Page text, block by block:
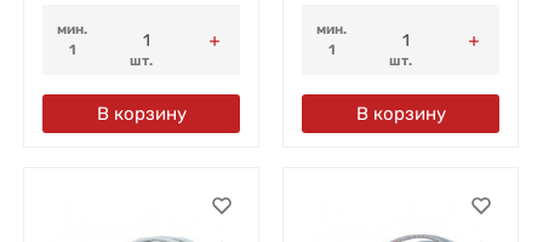
мин.
1
шт.
В корзину
мин.
1
шт.
В корзину